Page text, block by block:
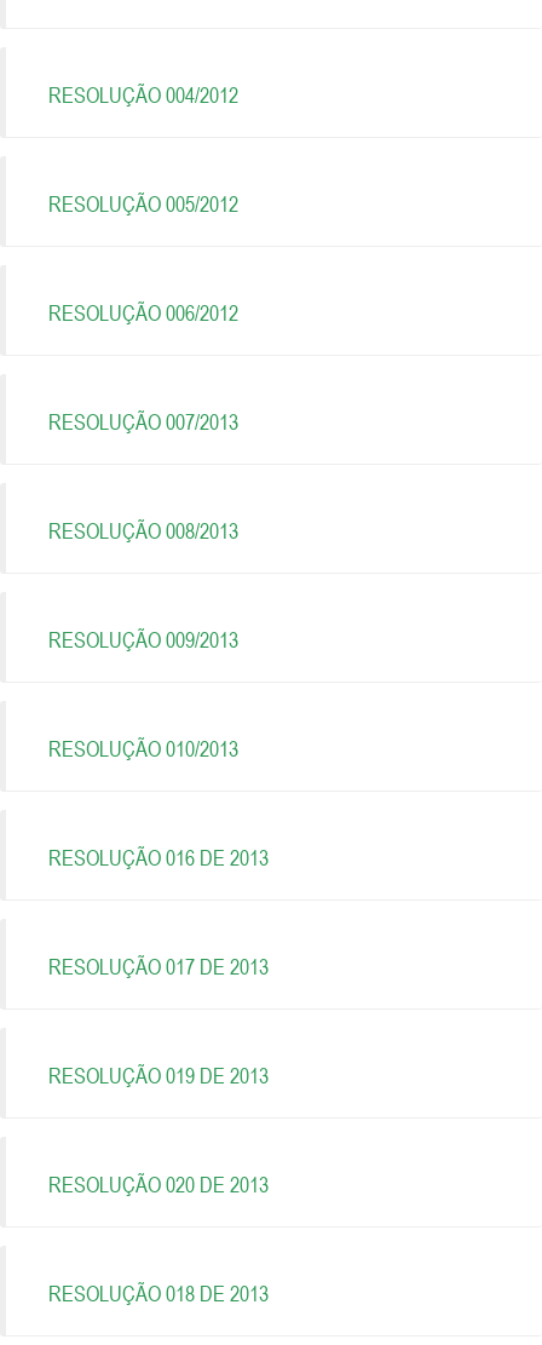
RESOLUÇÃO 004/2012
RESOLUÇÃO 005/2012
RESOLUÇÃO 006/2012
RESOLUÇÃO 007/2013
RESOLUÇÃO 008/2013
RESOLUÇÃO 009/2013
RESOLUÇÃO 010/2013
RESOLUÇÃO 016 DE 2013
RESOLUÇÃO 017 DE 2013
RESOLUÇÃO 019 DE 2013
RESOLUÇÃO 020 DE 2013
RESOLUÇÃO 018 DE 2013